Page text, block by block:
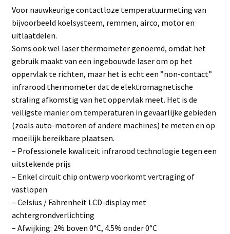
Voor nauwkeurige contactloze temperatuurmeting van
bijvoorbeeld koelsysteem, remmen, airco, motor en
uitlaatdelen.
Soms ook wel laser thermometer genoemd, omdat het
gebruik maakt van een ingebouwde laser om op het
oppervlak te richten, maar het is echt een ”non-contact”
infrarood thermometer dat de elektromagnetische
straling afkomstig van het oppervlak meet. Het is de
veiligste manier om temperaturen in gevaarlijke gebieden
(zoals auto-motoren of andere machines) te meten en op
moeilijk bereikbare plaatsen.
– Professionele kwaliteit infrarood technologie tegen een
uitstekende prijs
– Enkel circuit chip ontwerp voorkomt vertraging of
vastlopen
– Celsius / Fahrenheit LCD-display met
achtergrondverlichting
– Afwijking: 2% boven 0°C, 4.5% onder 0°C